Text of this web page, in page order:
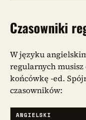
Czasowniki
W języku
regularnych
końcówkę -ed.
czasowników:
ANGIELSKI